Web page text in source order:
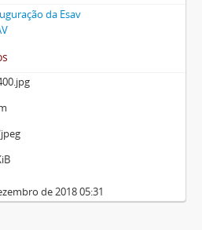
da Esav
de 2018 05:31